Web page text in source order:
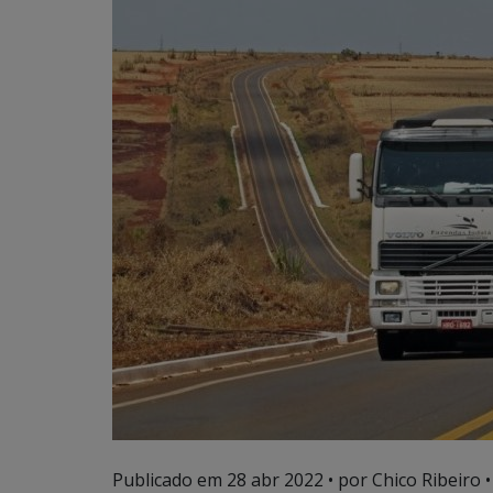
Publicado em 28 abr 2022 • por Chico Ribeiro •